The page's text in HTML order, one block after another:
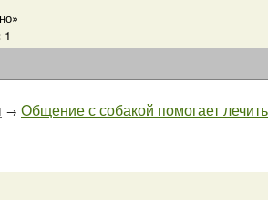
1
→ Общение с собакой помогает